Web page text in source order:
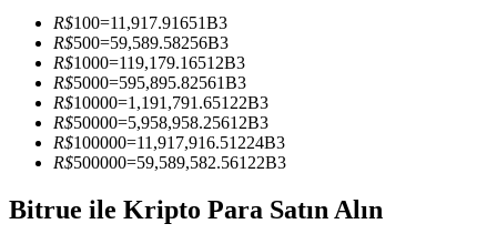
Kâr paylaşımı ve kopya ticaret komisyonlarının tadını çıkarın
R$100=11,917.91651B3
R$500=59,589.58256B3
R$1000=119,179.16512B3
R$5000=595,895.82561B3
R$10000=1,191,791.65122B3
R$50000=5,958,958.25612B3
R$100000=11,917,916.51224B3
R$500000=59,589,582.56122B3
Bitrue ile Kripto Para Satın Alın